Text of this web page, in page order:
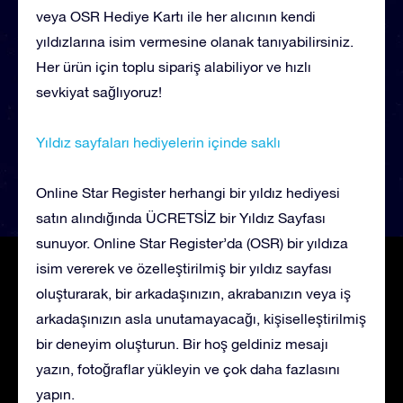
veya OSR Hediye Kartı ile her alıcının kendi
yıldızlarına isim vermesine olanak tanıyabilirsiniz.
Her ürün için toplu sipariş alabiliyor ve hızlı
sevkiyat sağlıyoruz!
Yıldız sayfaları hediyelerin içinde saklı
Online Star Register herhangi bir yıldız hediyesi
satın alındığında ÜCRETSİZ bir Yıldız Sayfası
sunuyor. Online Star Register’da (OSR) bir yıldıza
isim vererek ve özelleştirilmiş bir yıldız sayfası
oluşturarak, bir arkadaşınızın, akrabanızın veya iş
arkadaşınızın asla unutamayacağı, kişiselleştirilmiş
bir deneyim oluşturun. Bir hoş geldiniz mesajı
yazın, fotoğraflar yükleyin ve çok daha fazlasını
yapın.